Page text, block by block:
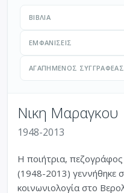
ΒΙΒΛΊΑ
ΕΜΦΑΝΊΣΕΙΣ
ΑΓΑΠΗΜΈΝΟΣ ΣΥΓΓΡΑΦΈΑΣ
Νικη Μαραγκου
1948-2013
Η ποιήτρια,
(1948-2013) γεννήθηκε
κοινωνιολογία στο